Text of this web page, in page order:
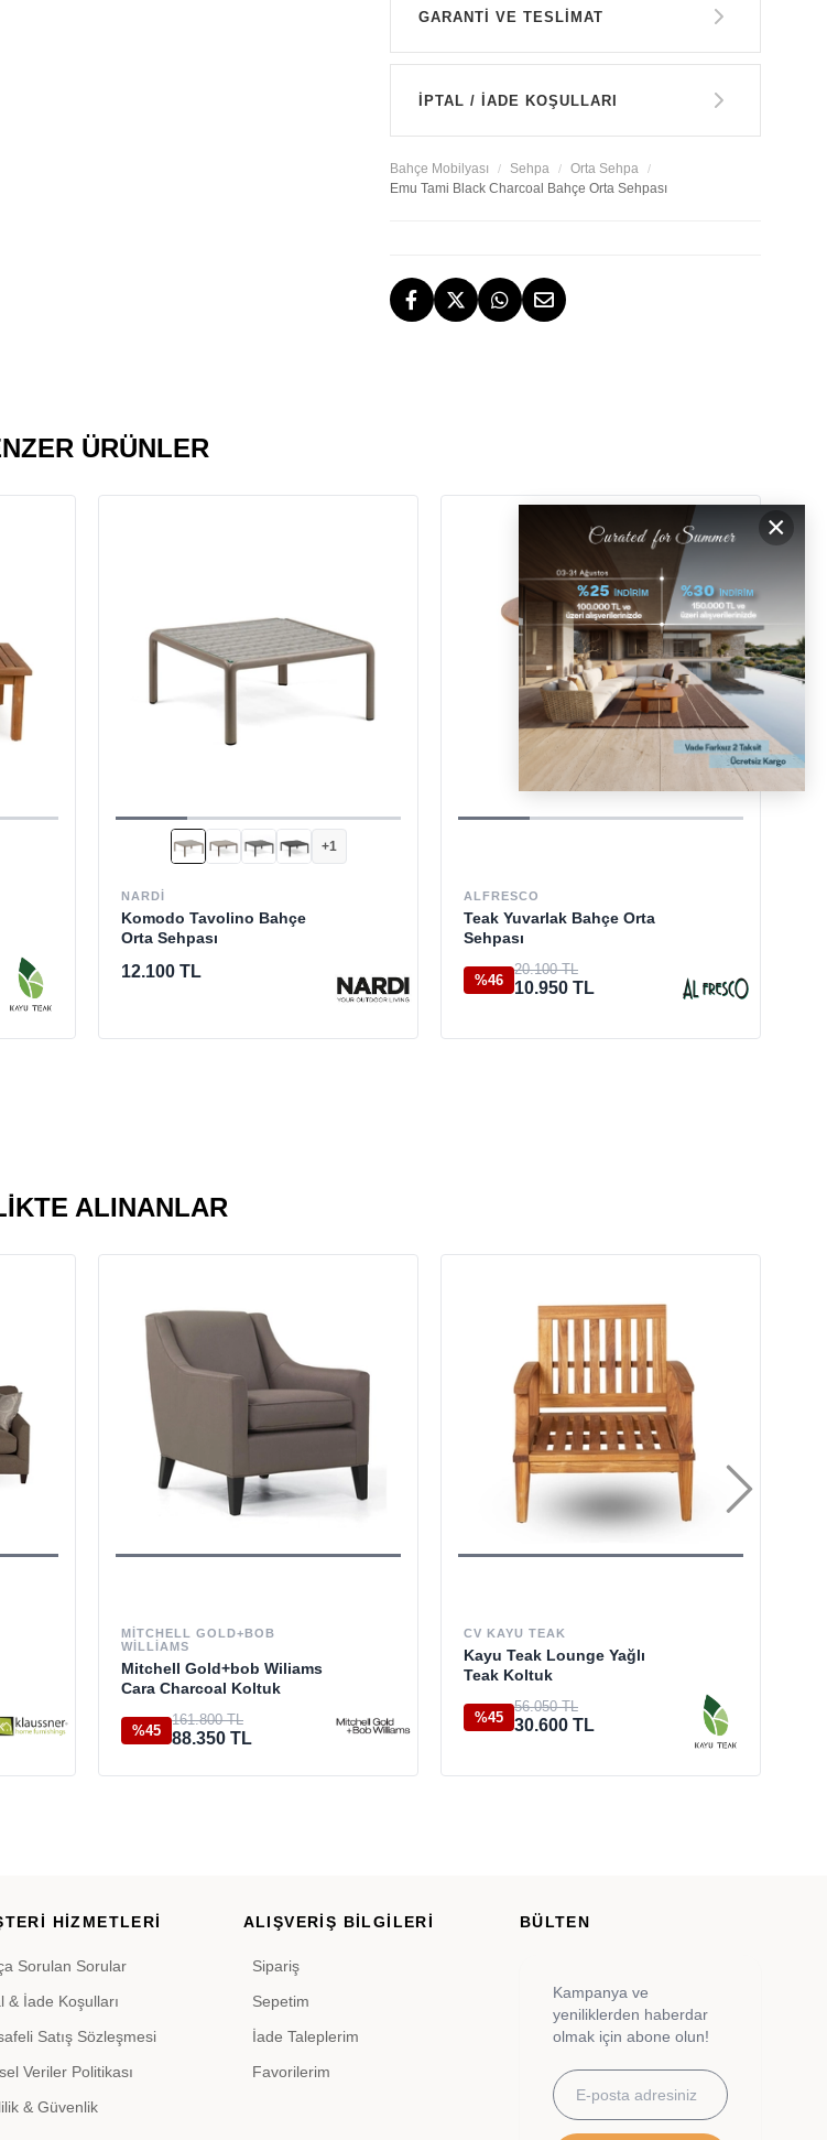
24.600 TL
Kredi Kartı Tek Çekim
GARANTİ VE TESLİMAT
GARANTİ
TESLİMAT
İstanbul, İzmir ve Bodrum (Muğla)
İPTAL / İADE KOŞULLARI
ÜCRETSİZ İADE HAKKI
[email protected]
Bahçe Mobilyası Sehpa
Orta Sehpa
Emu Tami Black Charcoal Bahçe Orta Sehpası
ÜRÜNLER
+1
NARDI
Komodo Tavolino Bahçe
Orta Sehpası
12.100 TL
ALFRESCO
Teak Yuvarlak Bahçe Orta
Sehpası
%46
20.100 TL
10.950 TL
ALINANLAR
MITCHELL GOLD+BOB
WILLIAMS
Mitchell Gold+bob Wiliams
Cara Charcoal Koltuk
%45
161.800 TL
88.350 TL
CV KAYU TEAK
Kayu Teak Lounge Yağlı
Teak Koltuk
%45
56.050 TL
30.600 TL
×
HİZMETLERİ
Sorulan Sorular
& İade Koşulları
Satış Sözleşmesi
Veriler Politikası
& Güvenlik
ALIŞVERİŞ BİLGİLERİ
Sipariş
Sepetim
İade Taleplerim
Favorilerim
BÜLTEN
Kampanya ve
yeniliklerden haberdar
olmak için abone olun!